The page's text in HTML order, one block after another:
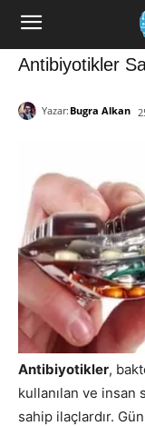
Antibiyotikler
Yazar: Bugra Alkan
Antibiyotikler,
kullanılan ve insan
sahip ilaçlardır.